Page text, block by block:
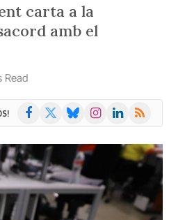
carta a la
amb el
Read
Facebook BlueskyInstagramLinkedIn
RSS